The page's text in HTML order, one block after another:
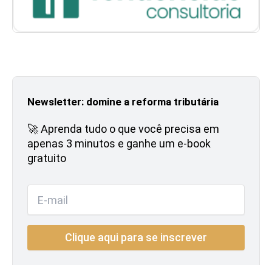
Newsletter: domine a reforma tributária
🚀 Aprenda tudo o que você precisa em
apenas 3 minutos e ganhe um e-book
gratuito